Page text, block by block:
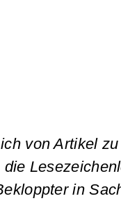
von Artikel
in